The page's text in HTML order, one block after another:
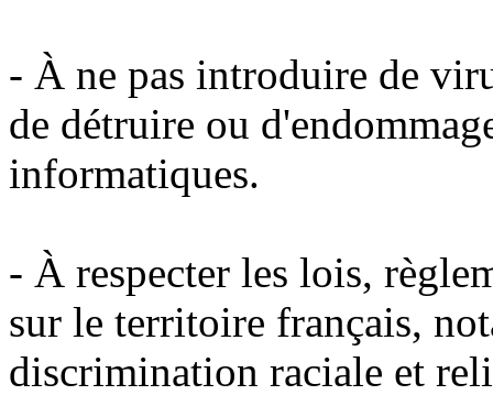
- À ne pas introduire de
de détruire ou
informatiques.
- À respecter les lois,
sur le territoire français,
discrimination raciale et